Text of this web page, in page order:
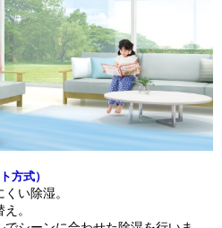
方式）
い除湿。
。